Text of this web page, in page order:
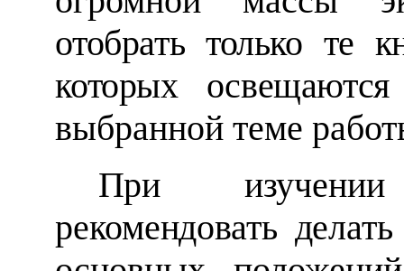
отобрать только те
которых
выбранной теме
При
рекомендовать